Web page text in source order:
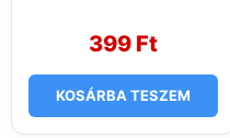
649 Ft.
399 Ft
399 Ft.
KOSÁRBA TESZEM